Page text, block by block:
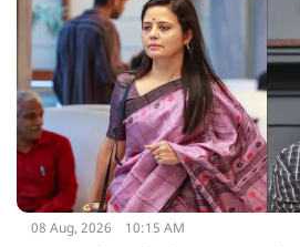
08 Aug, 2026 10:15 AM